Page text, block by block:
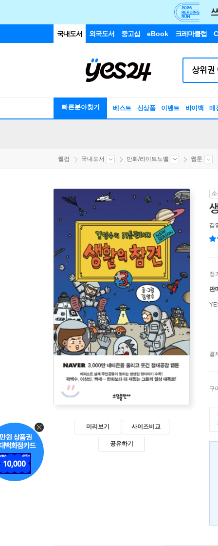
국내도서 외국도서 중고샵 eBook 크레마클럽
빠른분야찾기 베스트 신상품 이벤트 바이백 매
웰컴 국내도서 만화/라이트노벨 웹툰
미리보기 사이즈비교
공유하기
김
정
판
결
구